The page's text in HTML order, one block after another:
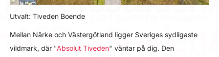
Utvalt: Tiveden Boende
Mellan Närke och Västergötland ligger Sveriges sydligaste
vildmark, där "Absolut Tiveden" väntar på dig. Den